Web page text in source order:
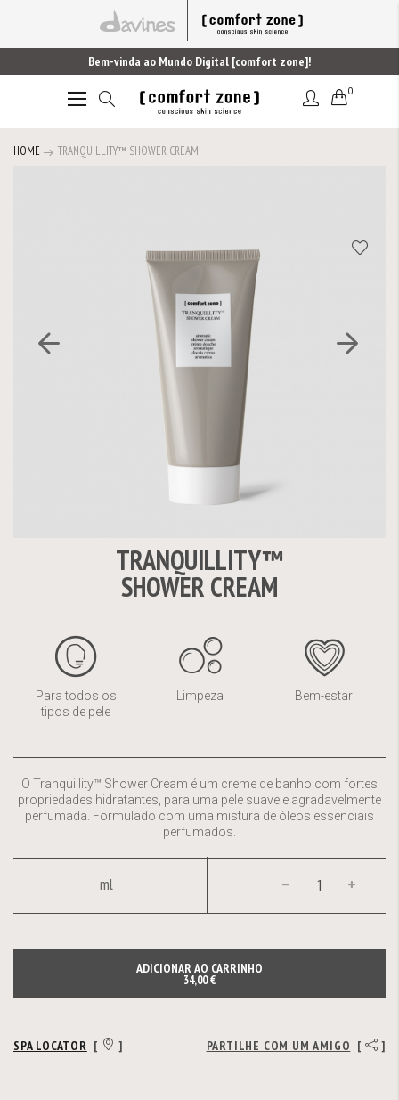
Bem-vinda ao Mundo Digital [comfort zone]!
Alternar
0
HOME TRANQUILLITY™ SHOWER CREAM
imagens
TRANQUILLITY™
SHOWER CREAM
Para todos os
tipos de pele
Limpeza Bem-estar
O Tranquillity™ Shower Cream é um creme de banho com fortes
propriedades hidratantes, para uma pele suave e agradavelmente
perfumada. Formulado com uma mistura de óleos essenciais
perfumados.
ADICIONAR AO CARRINHO
34,00 €
ml
SPA LOCATOR [ ] PARTILHE COM UM AMIGO [ ]